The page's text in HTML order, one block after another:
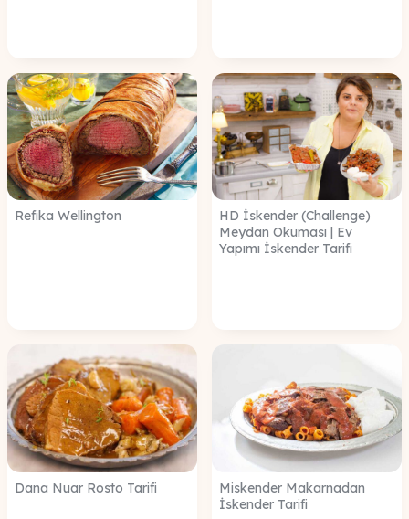
Refika Wellington
HD İskender (Challenge)
Meydan Okuması | Ev
Yapımı İskender Tarifi
Dana Nuar Rosto Tarifi
Miskender Makarnadan
İskender Tarifi